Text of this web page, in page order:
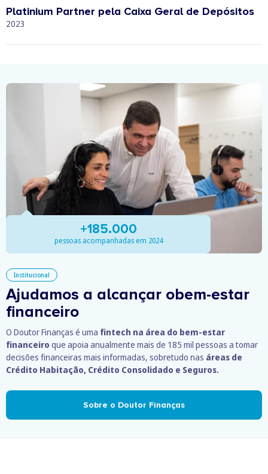
Platinium Partner pela Caixa Geral de Depósitos
2023
Institucional
Ajudamos a alcançar obem-estar
financeiro
O Doutor Finanças é uma fintech na área do bem-estar
financeiro que apoia anualmente mais de 185 mil pessoas a tomar
decisões financeiras mais informadas, sobretudo nas áreas de
Crédito Habitação, Crédito Consolidado e Seguros.
Sobre o Doutor Finanças
+185.000
pessoas acompanhadas em 2024